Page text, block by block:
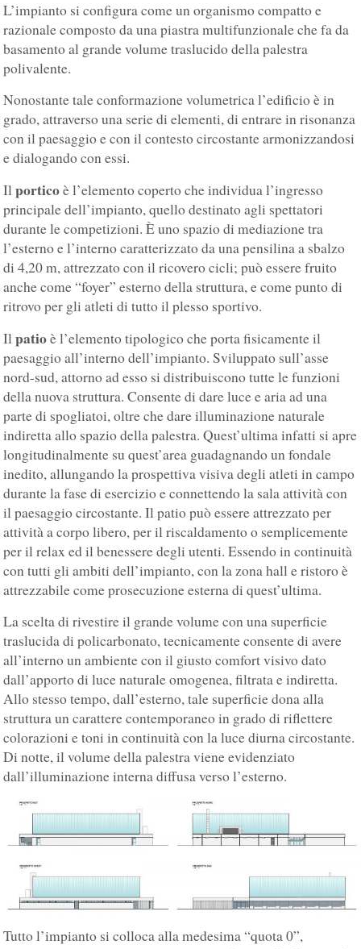
L’impianto si configura come un organismo compatto e
razionale composto da una piastra multifunzionale che fa da
basamento al grande volume traslucido della palestra
polivalente.
Nonostante tale conformazione volumetrica l’edificio è in
grado, attraverso una serie di elementi, di entrare in risonanza
con il paesaggio e con il contesto circostante armonizzandosi
e dialogando con essi.
Ilporticoè l’elemento coperto che individua l’ingresso
principale dell’impianto, quello destinato agli spettatori
durante le competizioni. È uno spazio di mediazione tra
l’esterno e l’interno caratterizzato da una pensilina a sbalzo
di 4,20 m, attrezzato con il ricovero cicli; può essere fruito
anche come “foyer” esterno della struttura, e come punto di
ritrovo per gli atleti di tutto il plesso sportivo.
Ilpatioè l’elemento tipologico che porta fisicamente il
paesaggio all’interno dell’impianto. Sviluppato sull’asse
nord-sud, attorno ad esso si distribuiscono tutte le funzioni
della nuova struttura. Consente di dare luce e aria ad una
parte di spogliatoi, oltre che dare illuminazione naturale
indiretta allo spazio della palestra. Quest’ultima infatti si apre
longitudinalmente su quest’area guadagnando un fondale
inedito, allungando la prospettiva visiva degli atleti in campo
durante la fase di esercizio e connettendo la sala attività con
il paesaggio circostante. Il patio può essere attrezzato per
attività a corpo libero, per il riscaldamento o semplicemente
per il relax ed il benessere degli utenti. Essendo in continuità
con tutti gli ambiti dell’impianto, con la zona hall e ristoro è
attrezzabile come prosecuzione esterna di quest’ultima.
La scelta di rivestire il grande volume con una superficie
traslucida di policarbonato, tecnicamente consente di avere
all’interno un ambiente con il giusto comfort visivo dato
dall’apporto di luce naturale omogenea, filtrata e indiretta.
Allo stesso tempo, dall’esterno, tale superficie dona alla
struttura un carattere contemporaneo in grado di riflettere
colorazioni e toni in continuità con la luce diurna circostante.
Di notte, il volume della palestra viene evidenziato
dall’illuminazione interna diffusa verso l’esterno.
Tutto l’impianto si colloca alla medesima “quota 0”,